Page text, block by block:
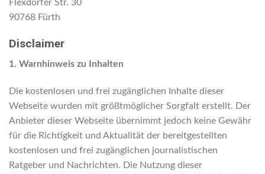
Flexdorfer Str. 30
90768 Fürth
Disclaimer
1. Warnhinweis zu Inhalten
Die kostenlosen und frei zugänglichen Inhalte dieser
Webseite wurden mit größtmöglicher Sorgfalt erstellt. Der
Anbieter dieser Webseite übernimmt jedoch keine Gewähr
für die Richtigkeit und Aktualität der bereitgestellten
kostenlosen und frei zugänglichen journalistischen
Ratgeber und Nachrichten. Die Nutzung dieser